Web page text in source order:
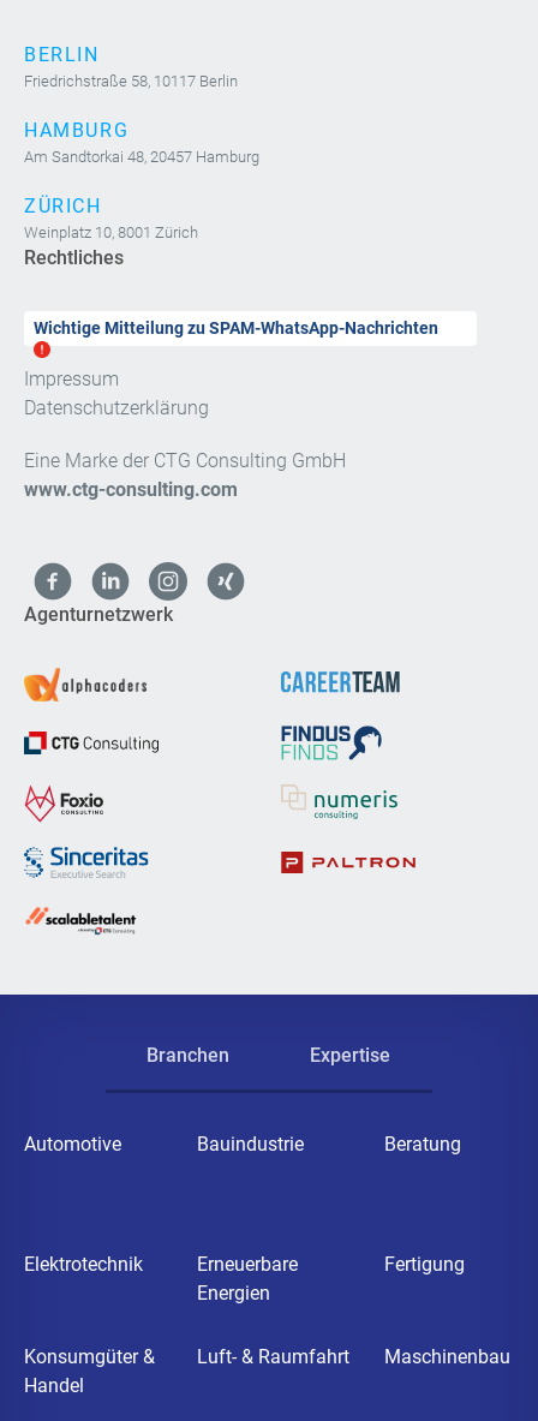
BERLIN
Friedrichstraße 58, 10117 Berlin
HAMBURG
Am Sandtorkai 48, 20457 Hamburg
ZÜRICH
Weinplatz 10, 8001 Zürich
Rechtliches
Wichtige Mitteilung zu SPAM-WhatsApp-Nachrichten
Impressum
Datenschutzerklärung
Eine Marke der CTG Consulting GmbH
www.ctg-consulting.com
Agenturnetzwerk
Branchen Expertise
Automotive Bauindustrie Beratung
Elektrotechnik
Erneuerbare
Energien
Fertigung
Konsumgüter &
Handel
Luft- & Raumfahrt Maschinenbau